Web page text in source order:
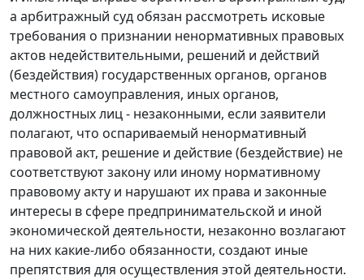
а арбитражный суд обязан рассмотреть исковые
требования о признании ненормативных правовых
актов недействительными, решений и действий
(бездействия) государственных органов, органов
местного самоуправления, иных органов,
должностных лиц - незаконными, если заявители
полагают, что оспариваемый ненормативный
правовой акт, решение и действие (бездействие) не
соответствуют закону или иному нормативному
правовому акту и нарушают их права и законные
интересы в сфере предпринимательской и иной
экономической деятельности, незаконно возлагают
на них какие-либо обязанности, создают иные
препятствия для осуществления этой деятельности.